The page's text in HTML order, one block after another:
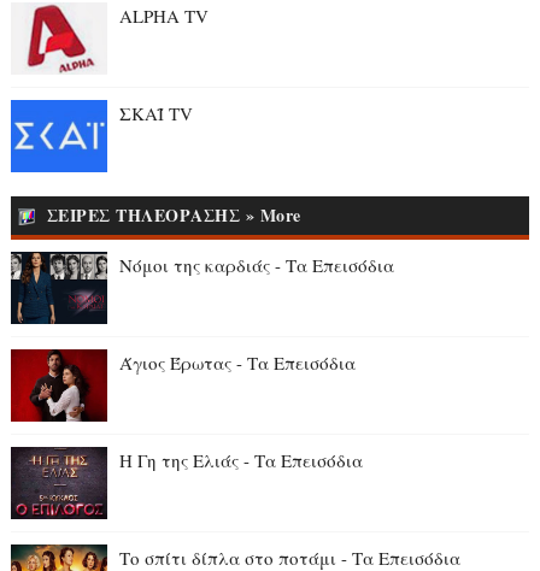
ALPHA TV
ΣΚΑΪ TV
ΣΕΙΡΕΣ ΤΗΛΕΟΡΑΣΗΣ » More
Νόμοι της καρδιάς - Τα Επεισόδια
Άγιος Έρωτας - Τα Επεισόδια
Η Γη της Ελιάς - Τα Επεισόδια
Το σπίτι δίπλα στο ποτάμι - Τα Επεισόδια